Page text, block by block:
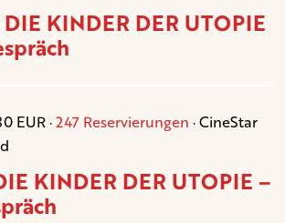
KINDER DER UTOPIE
EUR ·247 Reservierungen · CineStar
KINDER DER UTOPIE –